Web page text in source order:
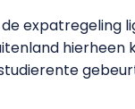
expatregeling
hierheen